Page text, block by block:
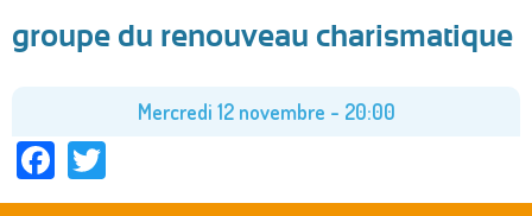
êtes
groupe du renouveau charismatique
Mercredi 12 novembre - 20:00
Facebook